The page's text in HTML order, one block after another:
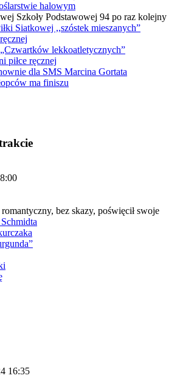
halowym
Szkoły Podstawowej 94 po raz kolejny
Siatkowej ,,szóstek mieszanych”
lekkoatletycznych”
piłce ręcznej
dla SMS Marcina Gortata
ma finiszu
bez skazy, poświęcił swoje
16:35